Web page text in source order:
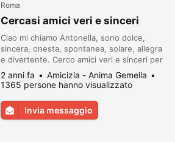
Roma
Cercasi amici veri e sinceri
Ciao mi chiamo Antonella, sono dolce,
sincera, onesta, spontanea, solare, allegra
e divertente. Cerco amici veri e sinceri per
condividere i miei hobby: cantare, ballare,
nuotare (amo il mare), ascoltare musica
rock anni 80.
2 anni fa
Amicizia - Anima Gemella
1365 persone hanno visualizzato
Invia messaggio